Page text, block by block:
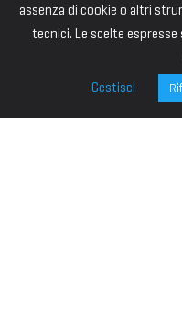
assenza di cookie o altri
tecnici. Le scelte
Gestisci